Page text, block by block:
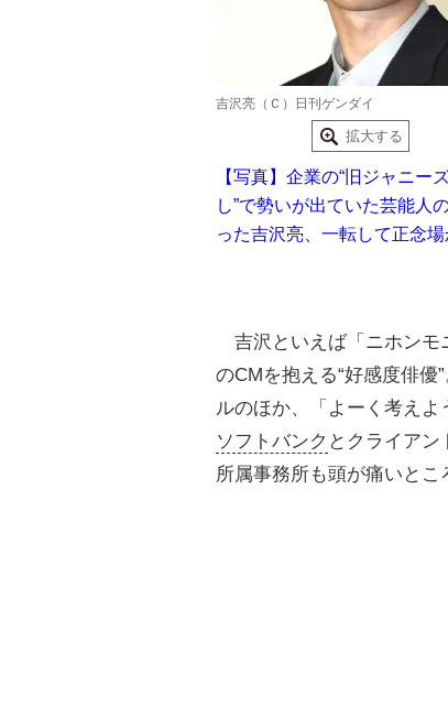
吉沢亮（Ｃ）日刊ゲンダイ
拡大する
【写真】企業の“旧ジャニー
し”で勢いが出ていた芸能人
った吉沢亮、一転して正念場
吉沢といえば「ニホンモ
のCMを抱える“好感度俳優
ルのほか、「よーく考えよ
ソフトバンク とクライア
所属事務所も頭が痛いとこ